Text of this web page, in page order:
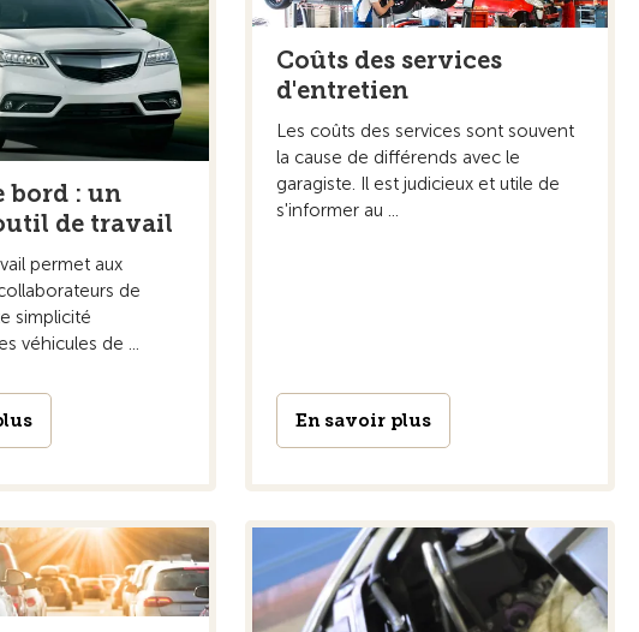
bord : un
de travail
permet aux
de
simplicité
véhicules de ...
Coûts des services
d'entretien
Les coûts des services sont souvent
la cause de différends avec le
garagiste. Il est judicieux et utile de
s'informer au ...
En savoir plus